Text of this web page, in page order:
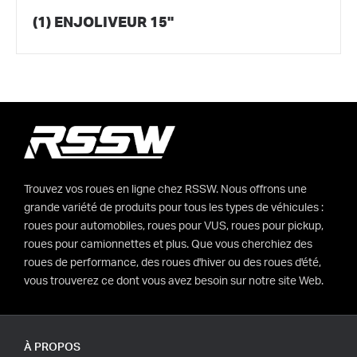
(1) ENJOLIVEUR 15"
À PROPOS
Trouvez vos roues en ligne chez RSSW. Nous offrons une
grande variété de produits pour tous les types de véhicules :
roues pour automobiles, roues pour VUS, roues pour pickup,
roues pour camionnettes et plus. Que vous cherchiez des
roues de performance, des roues d'hiver ou des roues d'été,
vous trouverez ce dont vous avez besoin sur notre site Web.